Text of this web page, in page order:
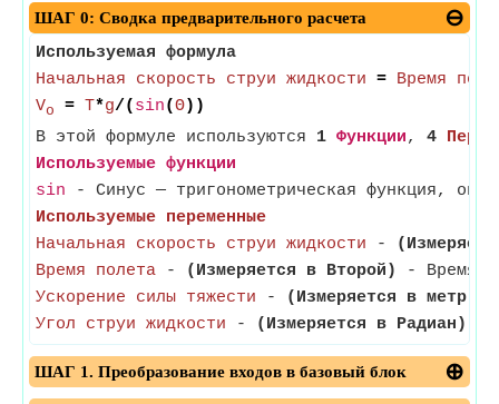
ШАГ 0: Сводка предварительного расчета
Используемая формула
Начальная скорость струи жидкости = Время
Vo = T*g/( sin(Θ))
В этой формуле используются 1 Функции, 4
Используемые функции
sin - Синус — тригонометрическая функция,
Используемые переменные
Начальная скорость струи жидкости -
Время полета - (Измеряется в Второй)
- Время
Ускорение силы тяжести -
(Измеряется в метр /
Угол струи жидкости - (Измеряется в Радиан)
ШАГ 1. Преобразование входов в базовый блок